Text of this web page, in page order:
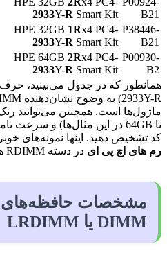
B21
2933Y-R Smart Kit
P38446-
B21
HPE 32GB 1Rx4 PC4-
2933Y-R Smart Kit
P00930-
B2
HPE 64GB 2Rx4 PC4-
2933Y-R Smart Kit
همانطور که در جدول می‌بینید، حرف
کد تشخیص دهید. اینها نمونه‌های
رم های اچ پی ای در دسته RDIMM هستند.
DIMM یا LRDIMM